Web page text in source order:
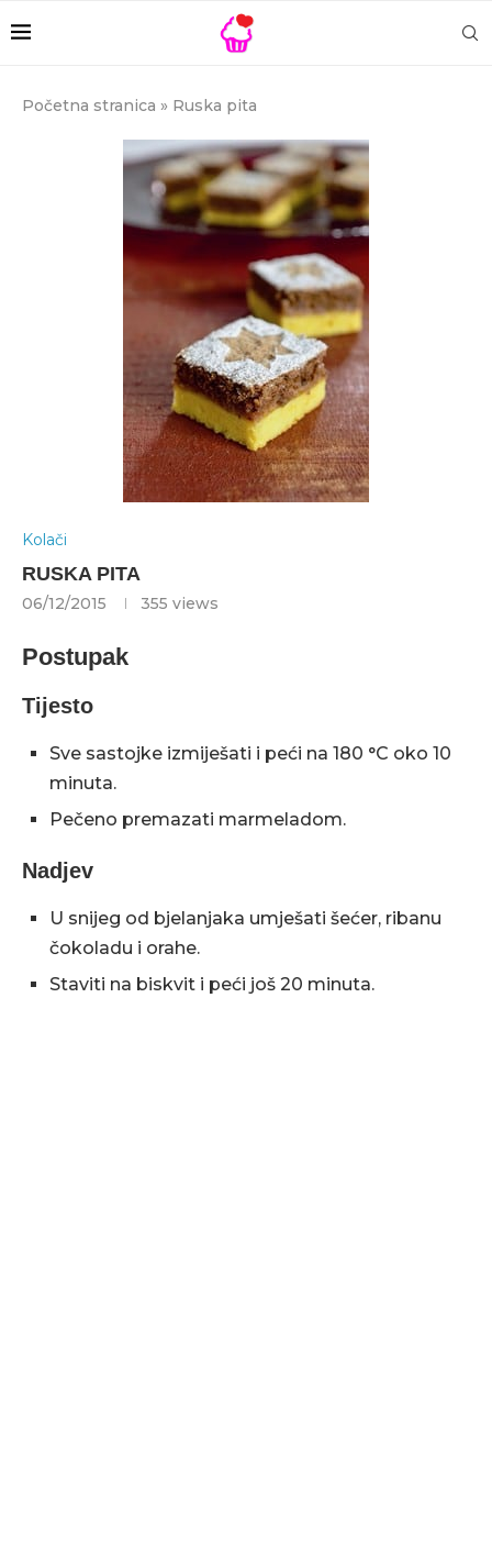
Početna stranica » Ruska pita
Kolači
RUSKA PITA
06/12/2015 355 views
Postupak
Tijesto
Sve sastojke izmiješati i peći na 180 °C oko 10
minuta.
Pečeno premazati marmeladom.
Nadjev
U snijeg od bjelanjaka umješati šećer, ribanu
čokoladu i orahe.
Staviti na biskvit i peći još 20 minuta.